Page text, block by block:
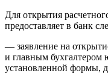
Для открытия
предоставляет в банк
— заявление на
и главным бухгалтером
установленной формы,